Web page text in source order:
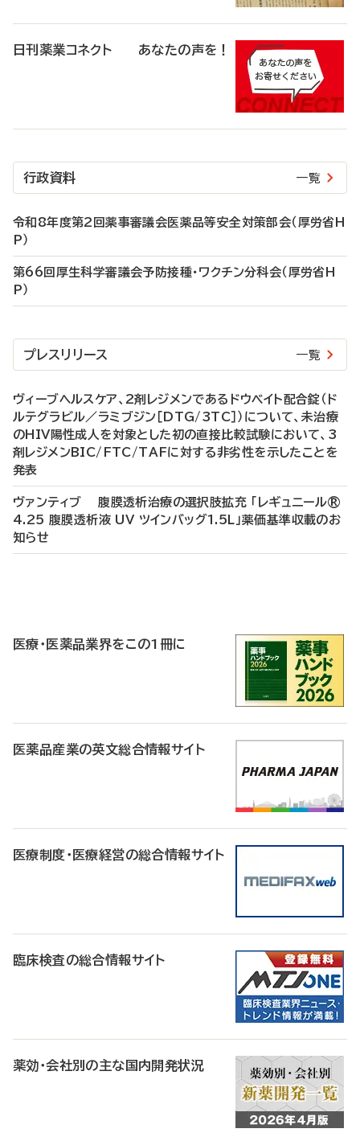
日刊薬業コネクト あなたの声を！
行政資料 一覧
令和8年度第2回薬事審議会医薬品等安全対策部会（厚労省H
P）
第66回厚生科学審議会予防接種・ワクチン分科会（厚労省H
P）
プレスリリース 一覧
ヴィーブヘルスケア、2剤レジメンであるドウベイト配合錠（ド
ルテグラビル／ラミブジン［DTG/3TC］）について、未治療
のHIV陽性成人を対象とした初の直接比較試験において、3
剤レジメンBIC/FTC/TAFに対する非劣性を示したことを
発表
ヴァンティブ 腹膜透析治療の選択肢拡充 「レギュニール®
4.25 腹膜透析液 UV ツインバッグ1.5L」薬価基準収載のお
知らせ
医療・医薬品業界をこの1冊に
医薬品産業の英文総合情報サイト
医療制度・医療経営の総合情報サイト
臨床検査の総合情報サイト
薬効・会社別の主な国内開発状況